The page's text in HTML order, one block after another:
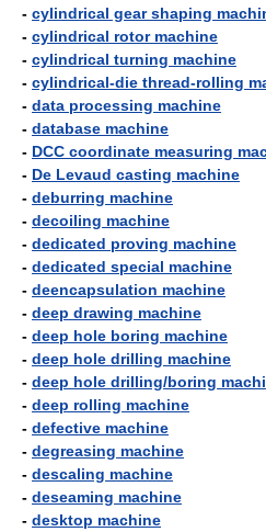
- cylindrical gear shaping
- cylindrical rotor machine
- cylindrical turning machine
- cylindrical-die thread-rolling
- data processing machine
- database machine
- DCC coordinate measuring
- De Levaud casting machine
- deburring machine
- decoiling machine
- dedicated proving machine
- dedicated special machine
- deencapsulation machine
- deep drawing machine
- deep hole boring machine
- deep hole drilling machine
- deep hole drilling/boring
- deep rolling machine
- defective machine
- degreasing machine
- descaling machine
- deseaming machine
- desktop machine